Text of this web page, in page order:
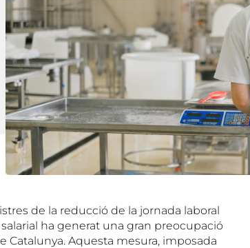
de la reducció de la jornada laboral
ha generat una gran preocupació
Aquesta mesura, imposada